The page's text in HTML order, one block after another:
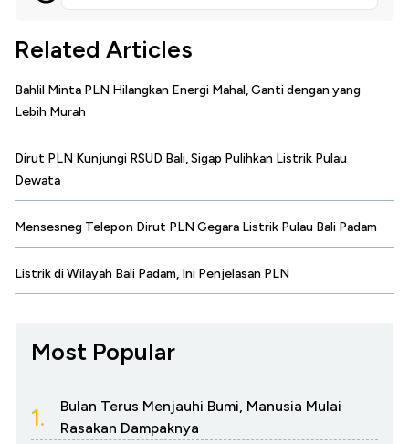
Related Articles
Bahlil Minta PLN Hilangkan Energi Mahal, Ganti dengan yang
Lebih Murah
Dirut PLN Kunjungi RSUD Bali, Sigap Pulihkan Listrik Pulau
Dewata
Mensesneg Telepon Dirut PLN Gegara Listrik Pulau Bali Padam
Listrik di Wilayah Bali Padam, Ini Penjelasan PLN
Most Popular
1.
Bulan Terus Menjauhi Bumi, Manusia Mulai
Rasakan Dampaknya